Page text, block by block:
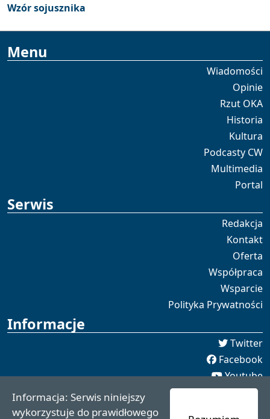
Wzór sojusznika
Menu
Wiadomości
Opinie
Rzut OKA
Historia
Kultura
Podcasty CW
Multimedia
Portal
Serwis
Redakcja
Kontakt
Oferta
Współpraca
Wsparcie
Polityka Prywatności
Informacje
Twitter
Facebook
Youtube
Spotify
redakcja [[]] czaswschodni.pl
Informacja: Serwis niniejszy
wykorzystuje do prawidłowego